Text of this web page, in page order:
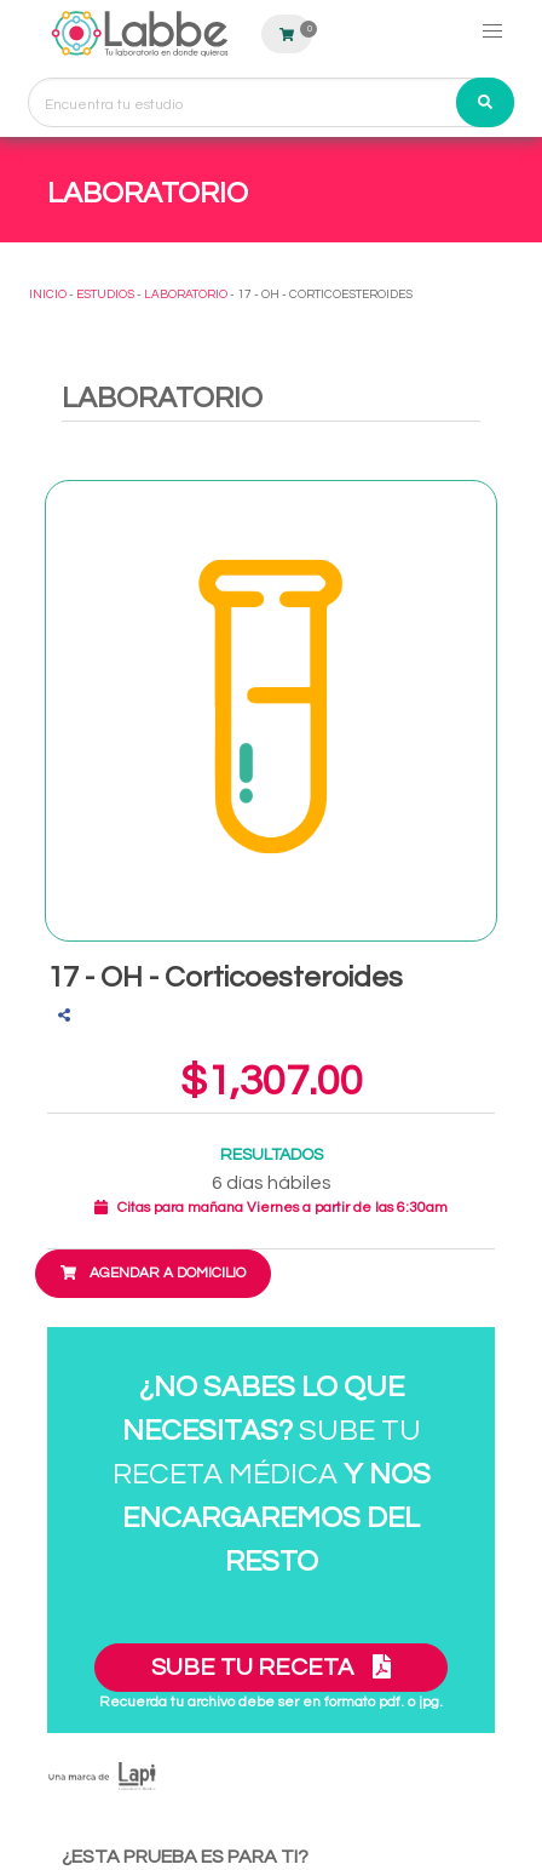
0
LABORATORIO
INICIO - ESTUDIOS - LABORATORIO - 17 - OH - CORTICOESTEROIDES
LABORATORIO
17 - OH - Corticoesteroides
$1,307.00
RESULTADOS
6 días hábiles
Citas para mañana Viernes a partir de las 6:30am
AGENDAR A DOMICILIO
¿NO SABES LO QUE
NECESITAS?SUBE TU
RECETA MÉDICA Y NOS
ENCARGAREMOS DEL
RESTO
SUBE TU RECETA
Recuerda tu archivo debe ser en formato pdf. o jpg.
¿ESTA PRUEBA ES PARA TI?